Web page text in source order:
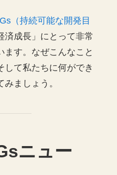
（持続可能な開発目
済成長」にとって非常
ます。なぜこんなこと
して私たちに何ができ
ましょう。
ニュー